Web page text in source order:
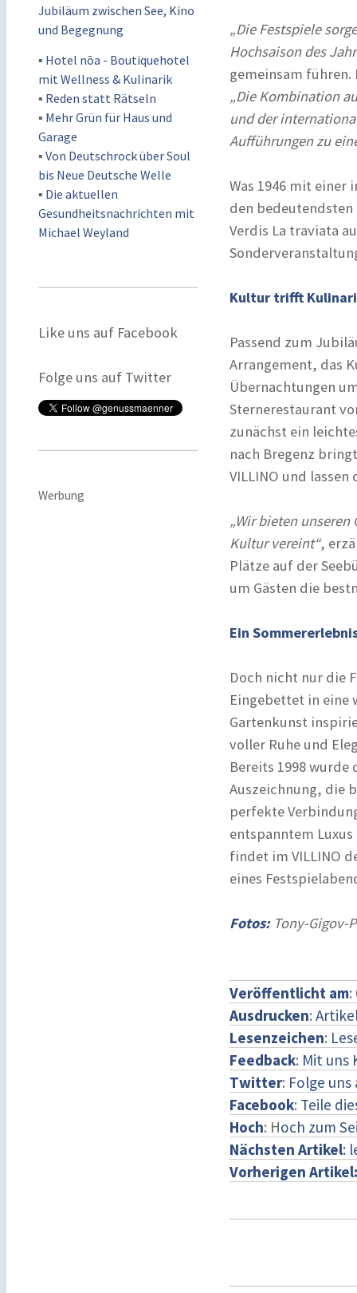
Jubiläum zwischen See, Kino
und Begegnung
▪ Hotel nōa - Boutiquehotel
mit Wellness & Kulinarik
▪ Reden statt Rätseln
▪ Mehr Grün für Haus und
Garage
▪ Von Deutschrock über Soul
bis Neue Deutsche Welle
▪ Die aktuellen
Gesundheitsnachrichten mit
Michael Weyland
Like uns auf Facebook
Folge uns auf Twitter
Werbung
„Die Festspiele
Hochsaison des
gemeinsam führen.
„Die Kombination
und der
Aufführungen zu
Was 1946 mit einer
den
Verdis La traviata
Kultur trifft
Passend zum
Arrangement, das
Übernachtungen
Sternerestaurant
zunächst ein
nach Bregenz
VILLINO und
„Wir bieten
Kultur vereint“,
Plätze auf der
um Gästen die
Ein
Doch nicht nur die
Eingebettet in eine
Gartenkunst
voller Ruhe und
Bereits 1998 wurde
Auszeichnung, die
perfekte
entspanntem
findet im VILLINO
eines
Fotos:Tony-Gigov-
Veröffentlicht am:
Ausdrucken:
Lesenzeichen:
Feedback: Mit uns
Twitter: Folge
Facebook: Teile
Hoch: Hoch zum
Nächsten Artikel:
Vorherigen